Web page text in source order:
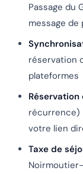
Passage du
message
réservation
plateformes
récurrence)
votre lien
Taxe de